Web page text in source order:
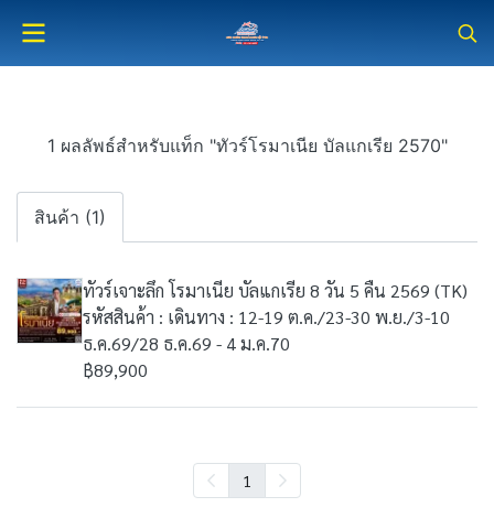
1 ผลลัพธ์สำหรับแท็ก "ทัวร์โรมาเนีย บัลแกเรีย 2570"
สินค้า (1)
ทัวร์เจาะลึก โรมาเนีย บัลแกเรีย 8 วัน 5 คืน 2569 (TK)
รหัสสินค้า : เดินทาง : 12-19 ต.ค./23-30 พ.ย./3-10
ธ.ค.69/28 ธ.ค.69 - 4 ม.ค.70
฿89,900
1